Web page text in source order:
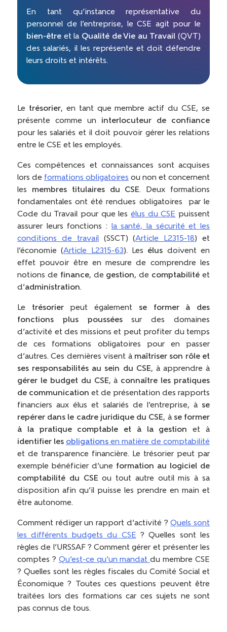
En tant qu’instance représentative du
personnel de l’entreprise, le CSE agit pour le
bien-être et la Qualité de Vie au Travail (QVT)
des salariés, il les représente et doit défendre
leurs droits et intérêts.
Le trésorier, en tant que membre actif du CSE, se
présente comme un interlocuteur de confiance
pour les salariés et il doit pouvoir gérer les relations
entre le CSE et les employés.
Ces compétences et connaissances sont acquises
lors de formations obligatoires ou non et concernent
les membres titulaires du CSE. Deux formations
fondamentales ont été rendues obligatoires
parle
Code du Travail pour que les élus du CSE puissent
assurer leurs fonctions : la santé, la sécurité et les
conditions de travail(SSCT) (Article L2315-18) et
l’économie (Article L2315-63). Les élus doivent en
effet pouvoir être en mesure de comprendre les
notions de finance, de gestion, de comptabilité et
d’administration.
Le trésorierpeut également se former à des
fonctions plus pousséessur des domaines
d’activité et des missions et peut profiter du temps
de ces formations obligatoires pour en passer
d’autres. Ces dernières visent à maîtriser son rôle et
ses responsabilités au sein du CSE, à apprendre à
gérer le budget du CSE, à connaître les pratiques
de communication et de présentation des rapports
financiers aux élus et salariés de l’entreprise, à se
repérer dans le cadre juridique du CSE, à se former
à la pratique comptable et à la gestion et à
identifier les obligations en matière de comptabilité
et de transparence financière. Le trésorier peut par
exemple bénéficier d’une formation au logiciel de
comptabilité du CSEou tout autre outil mis à sa
disposition afin qu’il puisse les prendre en main et
être autonome.
Comment rédiger un rapport d’activité ?Quels sont
les différents budgets du CSE ? Quelles sont les
règles de l’URSSAF ? Comment gérer et présenter les
comptes ? Qu’est-ce qu’un mandatdu membre CSE
? Quelles sont les règles fiscales du Comité Social et
Économique ? Toutes ces questions peuvent être
traitées lors des formations car ces sujets ne sont
pas connus de tous.